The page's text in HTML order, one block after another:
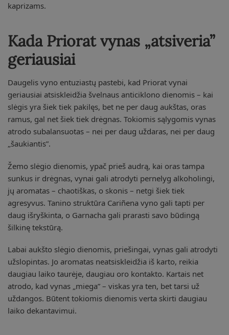
kaprizams.
Kada Priorat vynas „atsiveria”
geriausiai
Daugelis vyno entuziastų pastebi, kad Priorat vynai
geriausiai atsiskleidžia švelnaus anticiklono dienomis – kai
slėgis yra šiek tiek pakilęs, bet ne per daug aukštas, oras
ramus, gal net šiek tiek drėgnas. Tokiomis sąlygomis vynas
atrodo subalansuotas – nei per daug uždaras, nei per daug
„šaukiantis”.
Žemo slėgio dienomis, ypač prieš audrą, kai oras tampa
sunkus ir drėgnas, vynai gali atrodyti pernelyg alkoholingi,
jų aromatas – chaotiškas, o skonis – netgi šiek tiek
agresyvus. Tanino struktūra Cariñena vyno gali tapti per
daug išryškinta, o Garnacha gali prarasti savo būdingą
šilkinę tekstūrą.
Labai aukšto slėgio dienomis, priešingai, vynas gali atrodyti
užslopintas. Jo aromatas neatsiskleidžia iš karto, reikia
daugiau laiko taurėje, daugiau oro kontakto. Kartais net
atrodo, kad vynas „miega” – viskas yra ten, bet tarsi už
uždangos. Būtent tokiomis dienomis verta skirti daugiau
laiko dekantavimui.